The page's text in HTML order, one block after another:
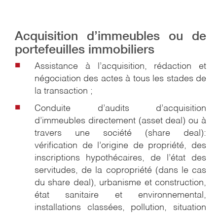
Acquisition d’immeubles ou de
portefeuilles immobiliers
Assistance à l’acquisition, rédaction et
négociation des actes à tous les stades de
la transaction ;
Conduite d’audits d’acquisition
d’immeubles directement (asset deal) ou à
travers une société (share deal):
vérification de l’origine de propriété, des
inscriptions hypothécaires, de l’état des
servitudes, de la copropriété (dans le cas
du share deal), urbanisme et construction,
état sanitaire et environnemental,
installations classées, pollution, situation